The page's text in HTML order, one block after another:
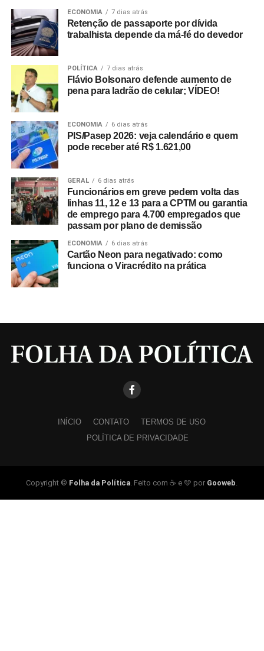
ECONOMIA 7 dias atrás
Retenção de passaporte por dívida
trabalhista depende da má-fé do devedor
POLÍTICA 7 dias atrás
Flávio Bolsonaro defende aumento de
pena para ladrão de celular; VÍDEO!
ECONOMIA 6 dias atrás
PIS/Pasep 2026: veja calendário e quem
pode receber até R$ 1.621,00
GERAL 6 dias atrás
Funcionários em greve pedem volta das
linhas 11, 12 e 13 para a CPTM ou garantia
de emprego para 4.700 empregados que
passam por plano de demissão
ECONOMIA 6 dias atrás
Cartão Neon para negativado: como
funciona o Viracrédito na prática
INÍCIO CONTATO
TERMOS DE USO
POLÍTICA DE PRIVACIDADE
Copyright © Folha da Política. Feito com ☕ e 🩵 por Gooweb.